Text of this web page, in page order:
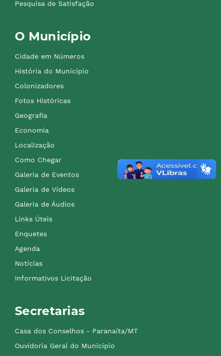
Pesquisa de Satisfação
O Município
Cidade em Números
História do Município
Colonizadores
Fotos Históricas
Geografia
Economia
Localização
Como Chegar
Galeria de Eventos
Galeria de Vídeos
Galeria de Áudios
Links Úteis
Enquetes
Agenda
Notícias
Informativos Licitação
Secretarias
Casa dos Conselhos - Paranaíta/MT
Ouvidoria Geral do Município